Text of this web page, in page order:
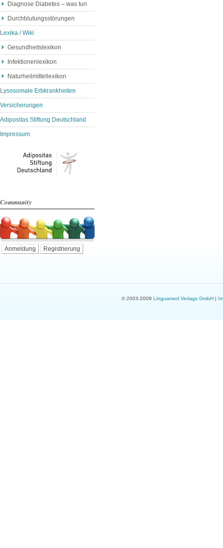
Diagnose Diabetes – was tun
Durchblutungsstörungen
Lexika / Wiki
Gesundheitslexikon
Infektionenlexikon
Naturheilmittellexikon
Lysosomale Erbkrankheiten
Versicherungen
Adipositas Stiftung Deutschland
Impressum
Community
Anmeldung Registrierung
© 2003-2009 Linguamed Verlags GmbH|